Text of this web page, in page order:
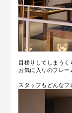
目移りしてしまうく
お気に入りのフレー
スタッフもどんなフ